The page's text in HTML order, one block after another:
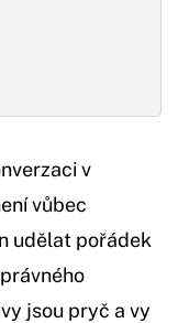
v
vůbec
udělat pořádek
jsou pryč a vy